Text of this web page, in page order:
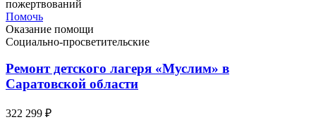
пожертвований
Помочь
Оказание помощи
Социально-просветительские
Ремонт детского лагеря «Муслим» в
Саратовской области
322 299 ₽